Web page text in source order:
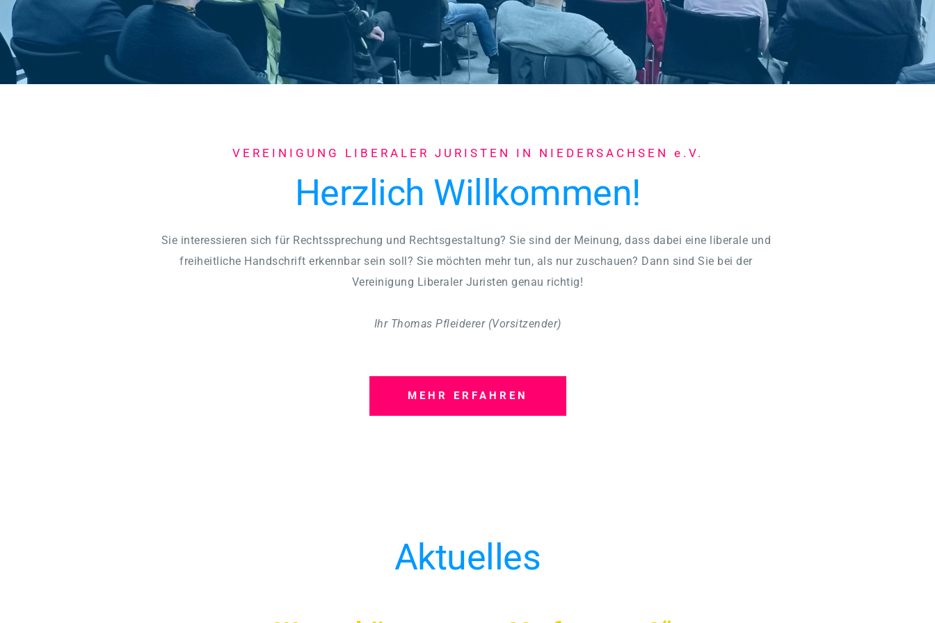
VEREINIGUNG LIBERALER JURISTEN IN NIEDERSACHSEN e.V.
Herzlich Willkommen!
Sie interessieren sich für Rechtssprechung und Rechtsgestaltung? Sie sind der Meinung, dass dabei eine liberale und
freiheitliche Handschrift erkennbar sein soll? Sie möchten mehr tun, als nur zuschauen? Dann sind Sie bei der
Vereinigung Liberaler Juristen genau richtig!
Ihr Thomas Pfleiderer (Vorsitzender)
MEHR ERFAHREN
Aktuelles